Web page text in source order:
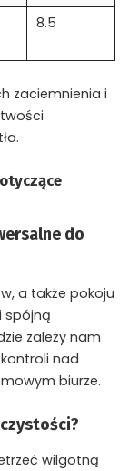
8.5
zaciemnienia i
do
a także pokoju
spójną
zależy nam
nad
biurze.
wilgotną